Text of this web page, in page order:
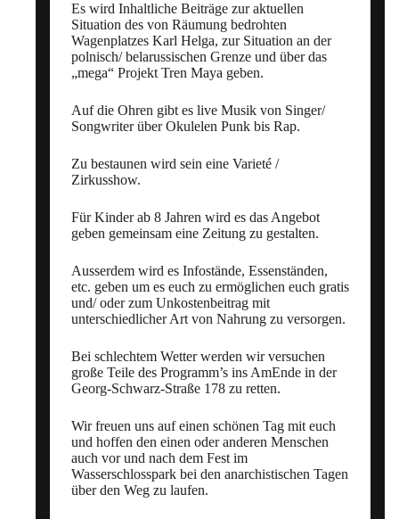
Es wird Inhaltliche Beiträge zur aktuellen
Situation des von Räumung bedrohten
Wagenplatzes Karl Helga, zur Situation an der
polnisch/ belarussischen Grenze und über das
„mega“ Projekt Tren Maya geben.
Auf die Ohren gibt es live Musik von Singer/
Songwriter über Okulelen Punk bis Rap.
Zu bestaunen wird sein eine Varieté /
Zirkusshow.
Für Kinder ab 8 Jahren wird es das Angebot
geben gemeinsam eine Zeitung zu gestalten.
Ausserdem wird es Infostände, Essenständen,
etc. geben um es euch zu ermöglichen euch gratis
und/ oder zum Unkostenbeitrag mit
unterschiedlicher Art von Nahrung zu versorgen.
Bei schlechtem Wetter werden wir versuchen
große Teile des Programm’s ins AmEnde in der
Georg-Schwarz-Straße 178 zu retten.
Wir freuen uns auf einen schönen Tag mit euch
und hoffen den einen oder anderen Menschen
auch vor und nach dem Fest im
Wasserschlosspark bei den anarchistischen Tagen
über den Weg zu laufen.